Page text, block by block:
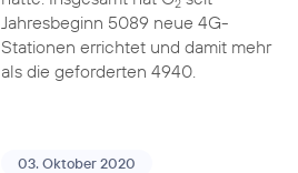
2
Jahresbeginn 5089 neue 4G-
Stationen errichtet und damit mehr
als die geforderten 4940.
03. Oktober 2020